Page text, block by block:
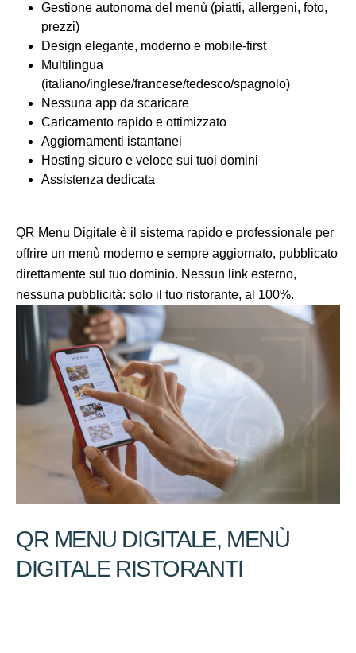
Gestione autonoma del menù (piatti, allergeni, foto,
prezzi)
Design elegante, moderno e mobile-first
Multilingua
(italiano/inglese/francese/tedesco/spagnolo)
Nessuna app da scaricare
Caricamento rapido e ottimizzato
Aggiornamenti istantanei
Hosting sicuro e veloce sui tuoi domini
Assistenza dedicata
QR Menu Digitale è il sistema rapido e professionale per
offrire un menù moderno e sempre aggiornato, pubblicato
direttamente sul tuo dominio. Nessun link esterno,
nessuna pubblicità: solo il tuo ristorante, al 100%.
QR MENU DIGITALE, MENÙ
DIGITALE RISTORANTI